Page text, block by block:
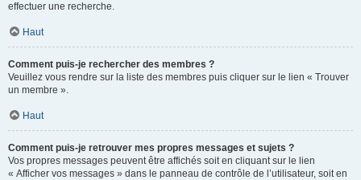
effectuer une recherche.
Haut
Comment puis-je rechercher des membres ?
Veuillez vous rendre sur la liste des membres puis cliquer sur le lien « Trouver
un membre ».
Haut
Comment puis-je retrouver mes propres messages et sujets ?
Vos propres messages peuvent être affichés soit en cliquant sur le lien
« Afficher vos messages » dans le panneau de contrôle de l’utilisateur, soit en